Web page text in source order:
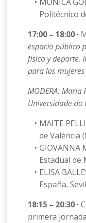
Politécnico
17:00 – 18:00 ·
espacio público
físico y deporte.
para las
MODERA: Maria
Universidade do
MAITE
de València
GIOVANNA
Estadual de
ELISA
España,
18:15 – 20:30 ·
primera